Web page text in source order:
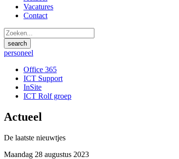
Vacatures
Contact
personeel
Office 365
ICT Support
InSite
ICT Rolf groep
Actueel
De laatste nieuwtjes
Maandag 28 augustus 2023